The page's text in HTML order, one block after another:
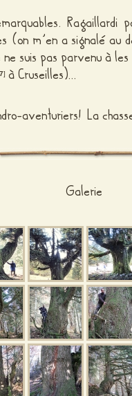
(on m’en a signalé au
suis pas parvenu à
] à Cruseilles)…
aventuriers! La
Galerie